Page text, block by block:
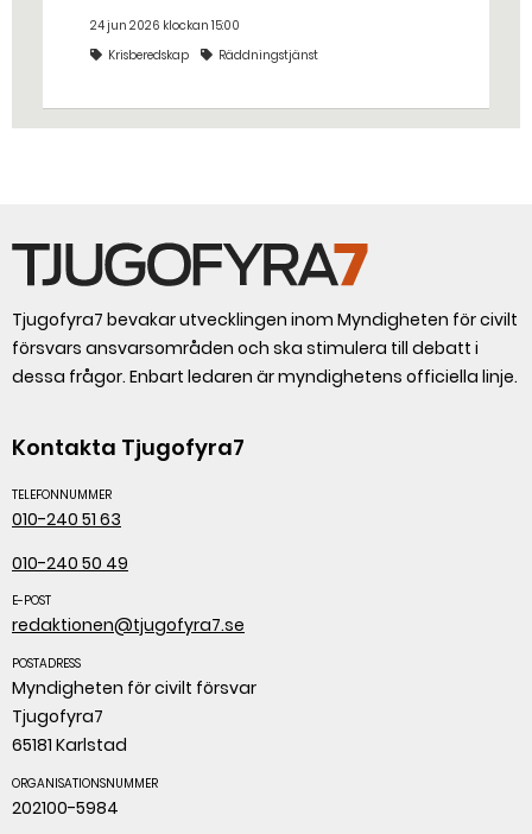
stället. Det gjorde räddningstjänsten i
Eskilstuna – tio kubikmeter närmare
24 jun 2026 klockan 15:00
Krisberedskap
Räddningstjänst
Tjugofyra7 bevakar utvecklingen inom Myndigheten för civilt
försvars ansvarsområden och ska stimulera till debatt i
dessa frågor. Enbart ledaren är myndighetens officiella linje.
Kontakta Tjugofyra7
TELEFONNUMMER
010-240 51 63
010-240 50 49
E-POST
redaktionen@tjugofyra7.se
POSTADRESS
Myndigheten för civilt försvar
Tjugofyra7
65181 Karlstad
ORGANISATIONSNUMMER
202100-5984